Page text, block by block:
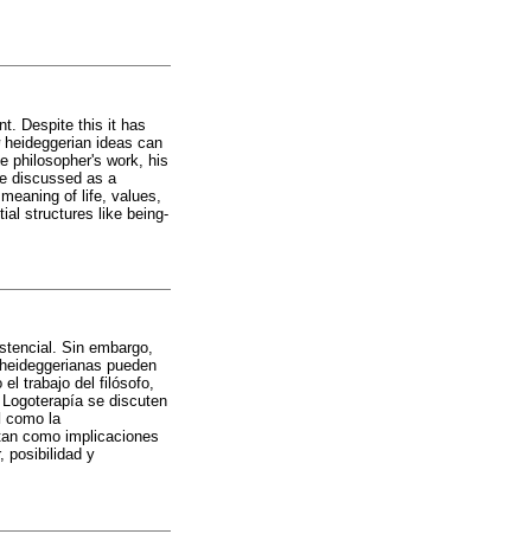
Despite this it has
ideas can
philosopher's work, his
discussed as a
of life, values,
structures like being-
Sin embargo,
pueden
el trabajo del filósofo,
se discuten
como la
como implicaciones
posibilidad y